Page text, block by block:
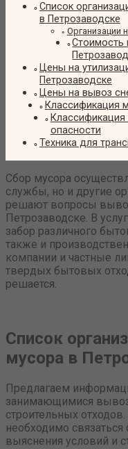
Список
в Петрозаводске
Организации
Стоимость
Цены на
Петрозаводске
Цены на вывоз
Классификация
Классификация
опасности
Техника для
Сбор мусора
службы, но и другие
решают вопросы
Петрозаводске. В
забор различного
также и
компании и частные
твердых бытовых
решается.
Список
мусора в
Предлагаем
занимающимися
строительных
необходимо
выяснения условий и